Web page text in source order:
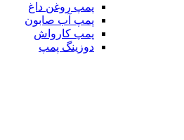
پمپ روغن داغ
پمپ آب صابون
پمپ کارواش
دوزینگ پمپ